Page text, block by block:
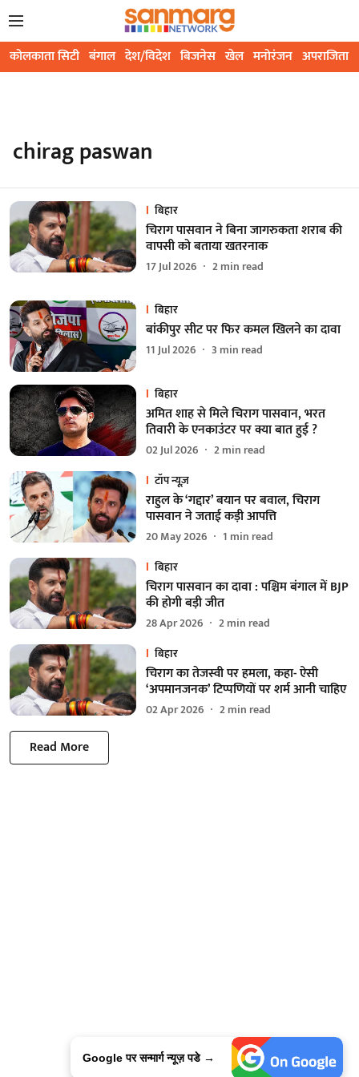
कोलकाता सिटी बंगाल देश/विदेश बिजनेस खेल मनोरंजन अपराजिता
chirag paswan
बिहार
चिराग पासवान ने बिना जागरुकता शराब की
वापसी को बताया खतरनाक
17 Jul 2026 2min read
बिहार
बांकीपुर सीट पर फिर कमल खिलने का दावा
11 Jul 2026 3 min read
बिहार
अमित शाह से मिले चिराग पासवान, भरत
तिवारी के एनकाउंटर पर क्या बात हुई ?
02 Jul 2026 2min read
टॉप न्यूज़
राहुल के ‘गद्दार’ बयान पर बवाल, चिराग
पासवान ने जताई कड़ी आपत्ति
20 May 2026 1 min read
बिहार
चिराग पासवान का दावा : पश्चिम बंगाल में BJP
की होगी बड़ी जीत
28 Apr 2026 2min read
बिहार
चिराग का तेजस्वी पर हमला, कहा- ऐसी
‘अपमानजनक’ टिप्पणियों पर शर्म आनी चाहिए
02 Apr 2026 2min read
Read More
Google पर सन्मार्ग न्यूज़ पडे →